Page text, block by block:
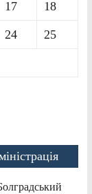
17 18
24 25